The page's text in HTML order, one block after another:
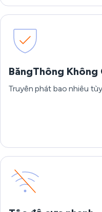
BăngThông Không
Truyền phát bao nhiêu